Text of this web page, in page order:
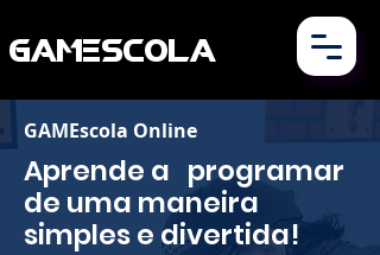
GAMESCOLA
GAMEscola Online
Aprende a programar
de uma maneira
simples e divertida!